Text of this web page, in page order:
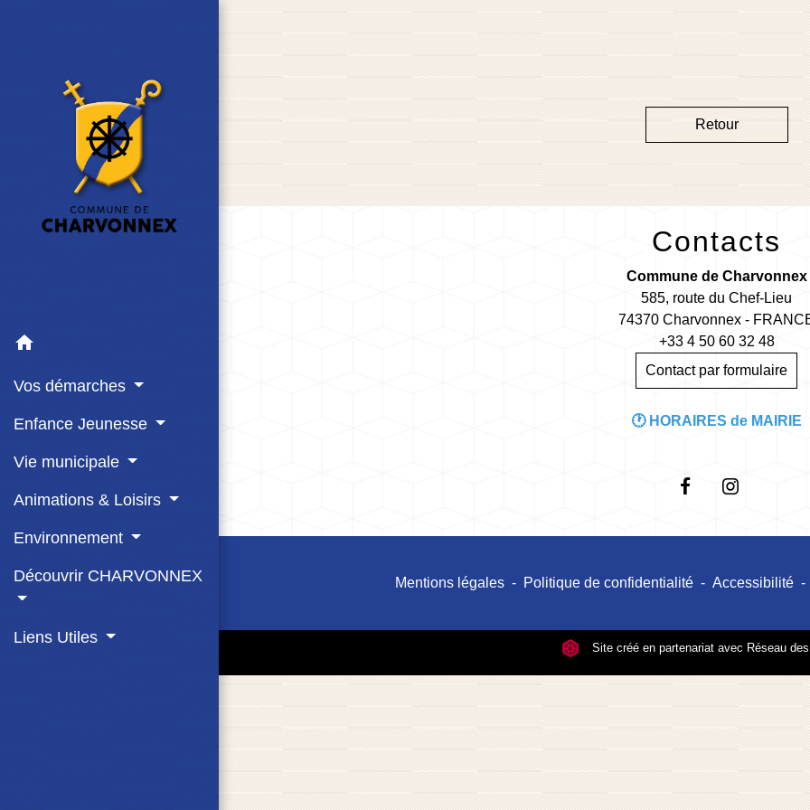
home
Vos démarches
Enfance Jeunesse
Vie municipale
Animations & Loisirs
Environnement
Découvrir CHARVONNEX
Liens Utiles
Retour
Contacts
Commune de Charvonnex
585, route du Chef-Lieu
74370 Charvonnex -
+33 4 50 60 32 48
Contact par formulaire
🕐 HORAIRES de MAIRIE
Mentions légales - Politique de confidentialité - Accessibilité -
Site créé en partenariat avec Réseau